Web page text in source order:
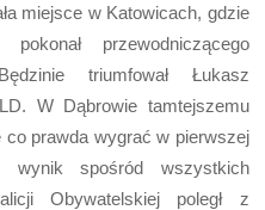
miejsce w Katowicach, gdzie
przewodniczącego
triumfował Łukasz
W Dąbrowie tamtejszemu
co prawda wygrać w pierwszej
wynik spośród wszystkich
Obywatelskiej poległ z